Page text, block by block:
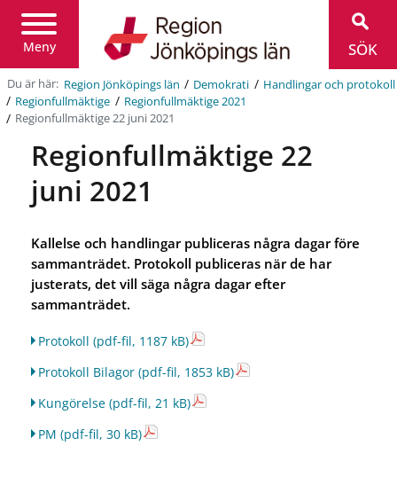
Meny
Jönköpings
län
SÖK
Du är här: Region Jönköpings län / Demokrati / Handlingar och protokoll
/ Regionfullmäktige / Regionfullmäktige 2021
/ Regionfullmäktige 22 juni 2021
Regionfullmäktige 22
juni 2021
Kallelse och handlingar publiceras några dagar före
sammanträdet. Protokoll publiceras när de har
justerats, det vill säga några dagar efter
sammanträdet.
Protokoll (pdf-fil, 1187 kB)
Protokoll Bilagor(pdf-fil, 1853 kB)
Kungörelse(pdf-fil, 21 kB)
PM (pdf-fil, 30 kB)